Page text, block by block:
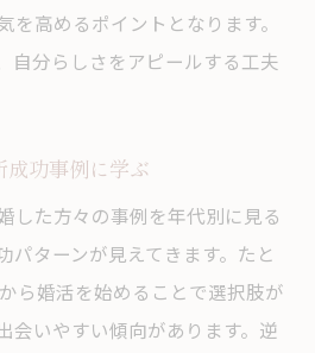
を高めるポイントとなります。
自分らしさをアピールする工夫
功事例に学ぶ
した方々の事例を年代別に見る
パターンが見えてきます。たと
ら婚活を始めることで選択肢が
会いやすい傾向があります。逆